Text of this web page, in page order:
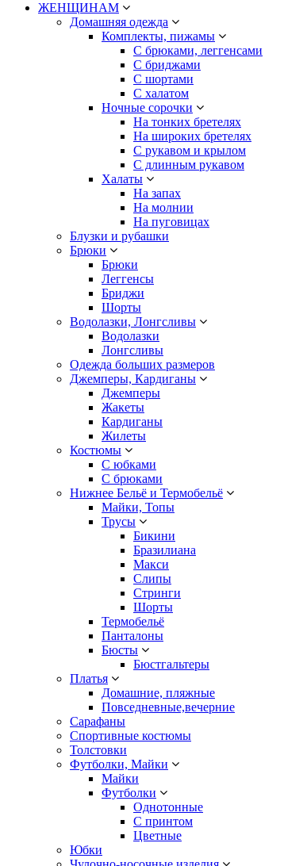
ЖЕНЩИНАМ
Домашняя одежда
Комплекты, пижамы
С брюками, леггенсами
С бриджами
С шортами
С халатом
Ночные сорочки
На тонких бретелях
На широких бретелях
С рукавом и крылом
С длинным рукавом
Халаты
На запах
На молнии
На пуговицах
Блузки и рубашки
Брюки
Брюки
Леггенсы
Бриджи
Шорты
Водолазки, Лонгсливы
Водолазки
Лонгсливы
Одежда больших размеров
Джемперы, Кардиганы
Джемперы
Жакеты
Кардиганы
Жилеты
Костюмы
С юбками
С брюками
Нижнее Бельё и Термобельё
Майки, Топы
Трусы
Бикини
Бразилиана
Макси
Слипы
Стринги
Шорты
Термобельё
Панталоны
Бюсты
Бюстгальтеры
Платья
Домашние, пляжные
Повседневные,вечерние
Сарафаны
Спортивные костюмы
Толстовки
Футболки, Майки
Майки
Футболки
Однотонные
С принтом
Цветные
Юбки